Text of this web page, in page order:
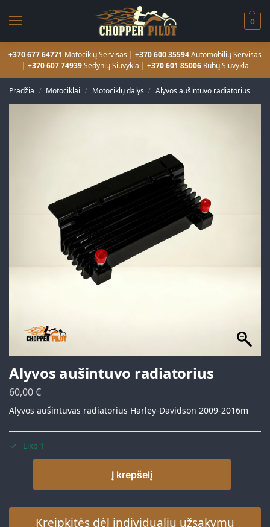
0
+370 677 64771 Motociklų Servisas | +370 600 35594Automobilių Servisas
| +370 607 74939Sėdynių Siuvykla | +370 601 85006Rūbų Siuvykla
Pradžia / Motociklai / Motociklų dalys / Alyvos aušintuvo radiatorius
Alyvos aušintuvo radiatorius
60,00€
Alyvos aušintuvas radiatorius Harley-Davidson 2009-2016m
Liko 1
Į krepšelį
Kreipkitės dėl individualių užsakymų